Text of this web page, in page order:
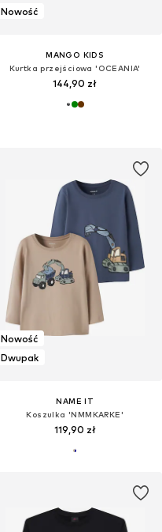
Nowość
MANGO KIDS
Kurtka przejściowa 'OCEANIA'
144,90 zł
Nowość
Dwupak
NAME IT
Koszulka 'NMMKARKE'
119,90 zł